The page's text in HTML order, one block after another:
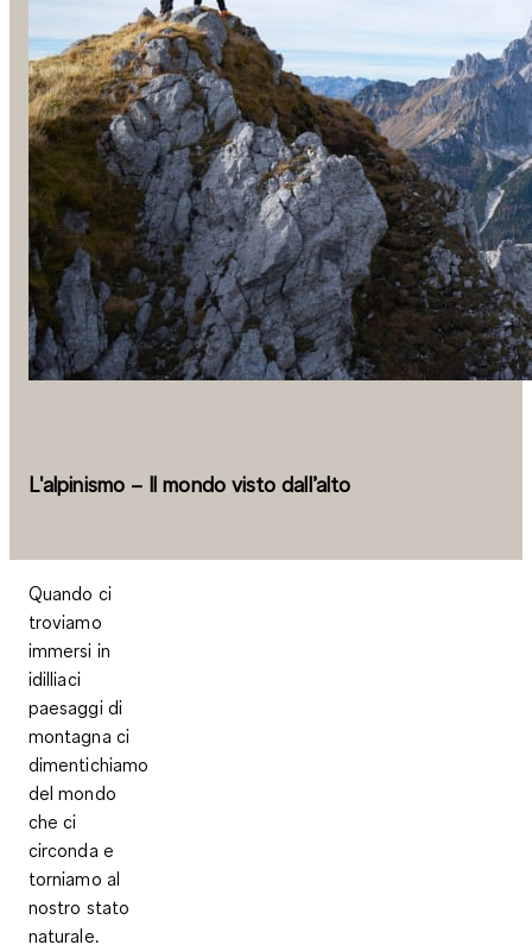
L'alpinismo – Il mondo visto dall’alto
Quando ci
troviamo
immersi in
idilliaci
paesaggi di
montagna ci
dimentichiamo
del mondo
che ci
circonda e
torniamo al
nostro stato
naturale.